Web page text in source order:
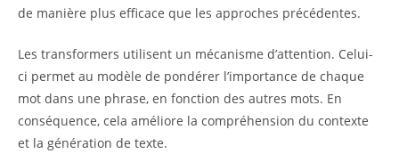
de manière plus efficace que les approches précédentes.
Les transformers utilisent un mécanisme d’attention. Celui-
ci permet au modèle de pondérer l’importance de chaque
mot dans une phrase, en fonction des autres mots. En
conséquence, cela améliore la compréhension du contexte
et la génération de texte.